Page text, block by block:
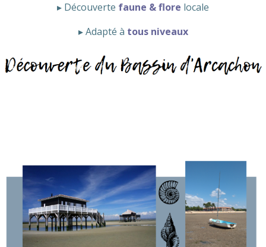
▸ Découverte faune & flore locale
▸ Adapté à tous niveaux